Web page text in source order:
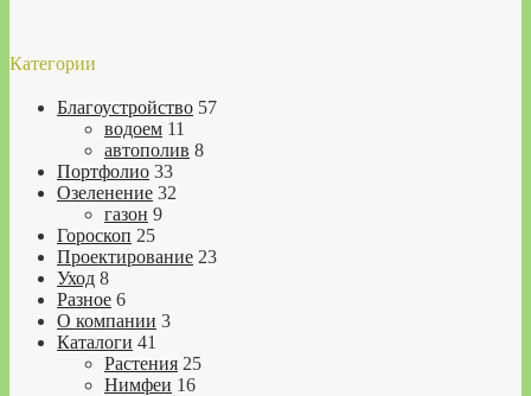
Категории
Благоустройство 57
водоем 11
автополив 8
Портфолио 33
Озеленение 32
газон 9
Гороскоп 25
Проектирование 23
Уход 8
Разное 6
О компании 3
Каталоги 41
Растения 25
Нимфеи 16